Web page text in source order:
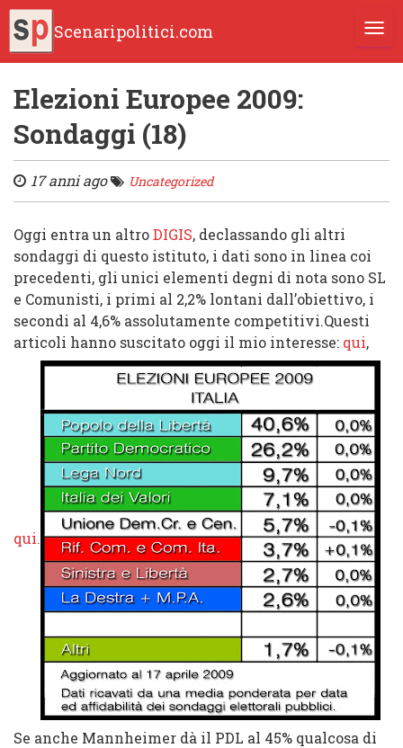
Scenaripolitici.com
Elezioni Europee 2009:
Sondaggi (18)
17 anni ago Uncategorized
Oggi entra un altroDIGIS, declassando gli altri
sondaggi di questo istituto, i dati sono in linea coi
precedenti, gli unici elementi degni di nota sono SL
e Comunisti, i primi al 2,2% lontani dall’obiettivo, i
secondi al 4,6% assolutamente competitivi.Questi
articoli hanno suscitato oggi il mio interesse: qui,
qui.
Se anche Mannheimer dà il PDL al 45% qualcosa di